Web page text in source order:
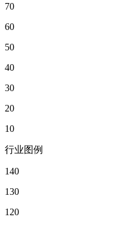
70
60
50
40
30
20
10
行业图例
140
130
120